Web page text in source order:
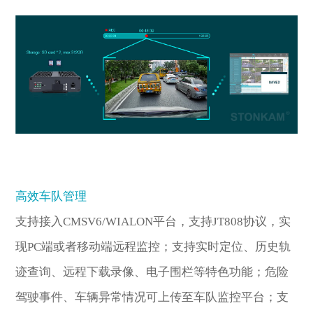
高效车队管理
支持接入CMSV6/WIALON平台，支持JT808协议，实
现PC端或者移动端远程监控；支持实时定位、历史轨
迹查询、远程下载录像、电子围栏等特色功能；危险
驾驶事件、车辆异常情况可上传至车队监控平台；支